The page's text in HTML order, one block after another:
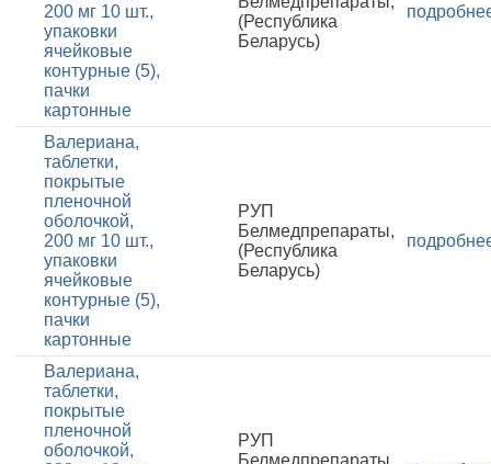
200 мг 10 шт.,
упаковки
ячейковые
контурные (5),
пачки
картонные
(Республика
Беларусь)
Валериана,
таблетки,
покрытые
пленочной
оболочкой,
200 мг 10 шт.,
упаковки
ячейковые
контурные (5),
пачки
картонные
РУП
Белмедпрепараты,
(Республика
Беларусь)
Валериана,
таблетки,
покрытые
пленочной
оболочкой,
РУП
Белмедпрепараты,